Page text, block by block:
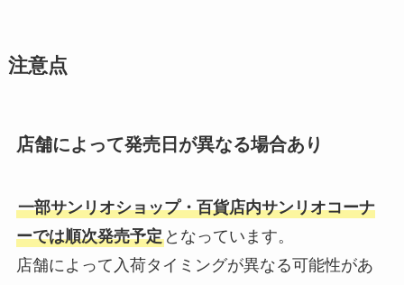
注意点
店舗によって発売日が異なる場合あり
一部サンリオショップ・百貨店内サンリオコーナ
ーでは順次発売予定となっています。
店舗によって入荷タイミングが異なる可能性があ